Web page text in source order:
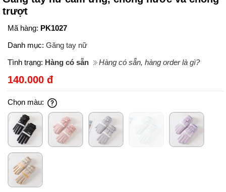
trượt
Mã hàng: PK1027
Danh mục: Găng tay nữ
Tình trạng: Hàng có sẵn Hàng có sẵn, hàng order là gì?
140.000 đ
Chọn màu: